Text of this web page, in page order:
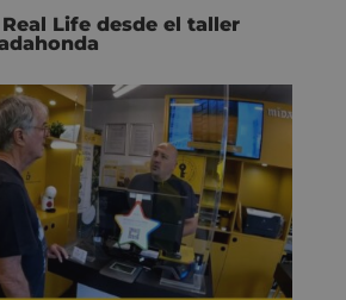
Life desde el taller